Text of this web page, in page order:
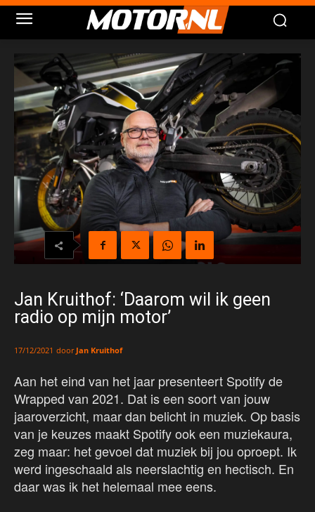
Jan Kruithof: ‘Daarom wil ik geen
radio op mijn motor’
17/12/2021 door Jan Kruithof
Aan het eind van het jaar presenteert Spotify de
Wrapped van 2021. Dat is een soort van jouw
jaaroverzicht, maar dan belicht in muziek. Op basis
van je keuzes maakt Spotify ook een muziekaura,
zeg maar: het gevoel dat muziek bij jou oproept. Ik
werd ingeschaald als neerslachtig en hectisch. En
daar was ik het helemaal mee eens.